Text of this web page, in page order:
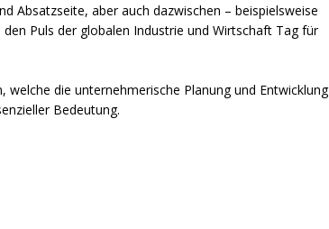
Absatzseite, aber auch dazwischen – beispielsweise
Puls der globalen Industrie und Wirtschaft Tag für
die unternehmerische Planung und Entwicklung
Bedeutung.